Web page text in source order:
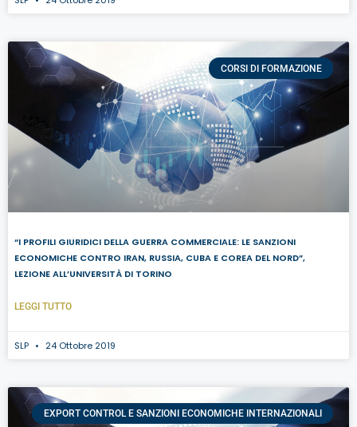
CORSI DI FORMAZIONE
“I PROFILI GIURIDICI DELLA GUERRA COMMERCIALE: LE SANZIONI
ECONOMICHE CONTRO IRAN, RUSSIA, CUBA E COREA DEL NORD”,
LEZIONE ALL’UNIVERSITÀ DI TORINO
LEGGI TUTTO
SLP 24 Ottobre 2019
EXPORT CONTROL E SANZIONI ECONOMICHE INTERNAZIONALI